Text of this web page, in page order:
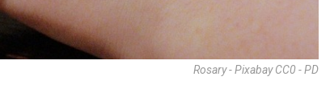
Rosary - Pixabay CC0 - PD